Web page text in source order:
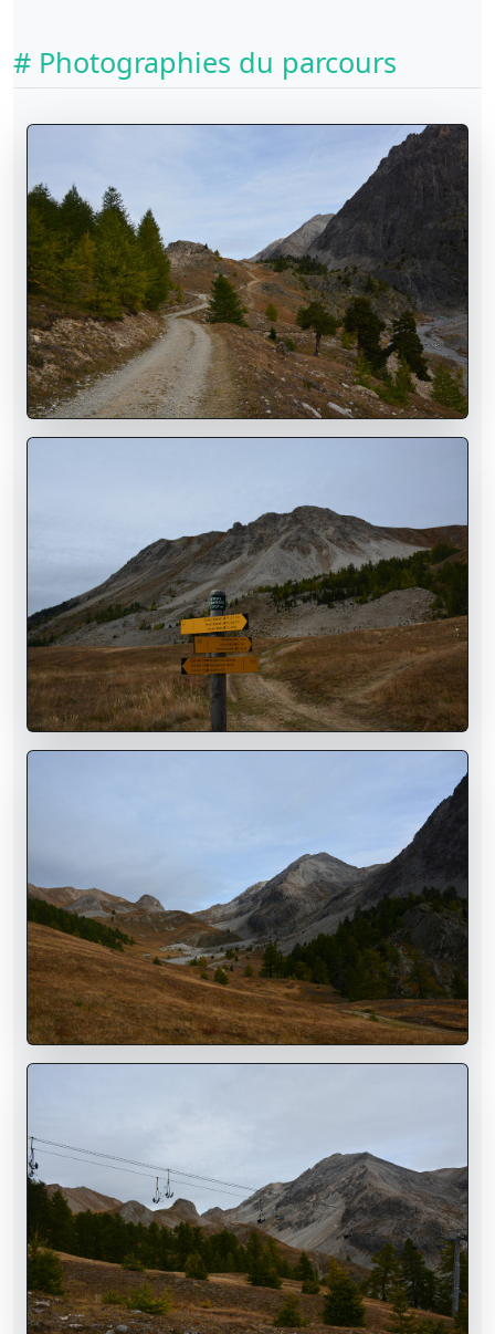
# Photographies du parcours